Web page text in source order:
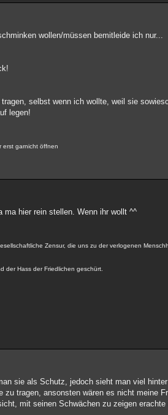
wollen/müssen bemitleide ich nur...
selbst wenn ich wollte, weil sie
legen!
erst garnicht öffnen
hier rein stellen. Wenn ihr wollt ^^
Zensur, die uns zu der verlogenen
der Hass der Friedlichen geschürt.
sie als Schutz, jedoch sieht man viel
tragen, ansonsten wären es nicht meine
mit seinen Schwächen zu zeigen